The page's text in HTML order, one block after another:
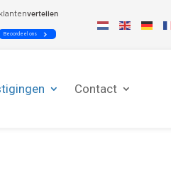
Contact